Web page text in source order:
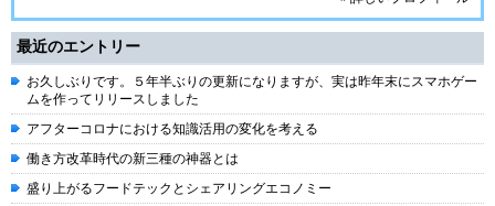
最近のエントリー
お久しぶりです。５年半ぶりの更新になりますが、実は昨年末にスマホゲー
ムを作ってリリースしました
アフターコロナにおける知識活用の変化を考える
働き方改革時代の新三種の神器とは
盛り上がるフードテックとシェアリングエコノミー